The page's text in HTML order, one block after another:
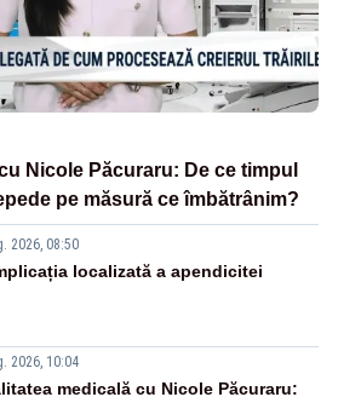
Nicole Păcuraru: De ce timpul
pe măsură ce îmbătrânim?
2026, 08:50
localizată a apendicitei
2026, 10:04
medicală cu Nicole Păcuraru: